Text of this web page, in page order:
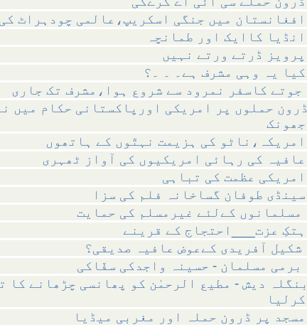
افغانستان میں جنگی اسکریپ،عالمی چودہراٹ
انڈیا کاایک اور طمانچہ
پرویز ڈرتے ورتے نہیں
کیا یہ وہی مشرف ہے۔ ۔ ۔؟
ڈرون حملوں پر امریکی اورپاکستانی حکام میں
جھونک
امریکہ،ناٹو کی ہزیمت نہتّوں کے ہاتھوں
عافیہ کی رہائی امریکیوں کی آواز ٹھہری
امریکی عظمت کی تباہی
سینڈی طوفان گساخانہ فلم کی سزا
ہتکِ عزت___احتجاج کے قرینے
بنگلہ دیش - مطیع الرحمٰن کو پھانسی چڑھانے کا
کرلیا
مسجد پر ڈرون حملہ اور مغربی میڈیا